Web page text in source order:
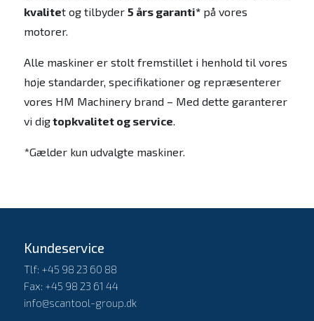
kvalitet og tilbyder 5 års garanti*på vores
motorer.
Alle maskiner er stolt fremstillet i henhold til vores
høje standarder, specifikationer og repræsenterer
vores HM Machinery brand – Med dette garanterer
vi digtopkvalitet og service.
*Gælder kun udvalgte maskiner.
Kundeservice
Tlf: +45 98 23 60 88
Fax: +45 98 23 61 44
info@scantool-group.dk